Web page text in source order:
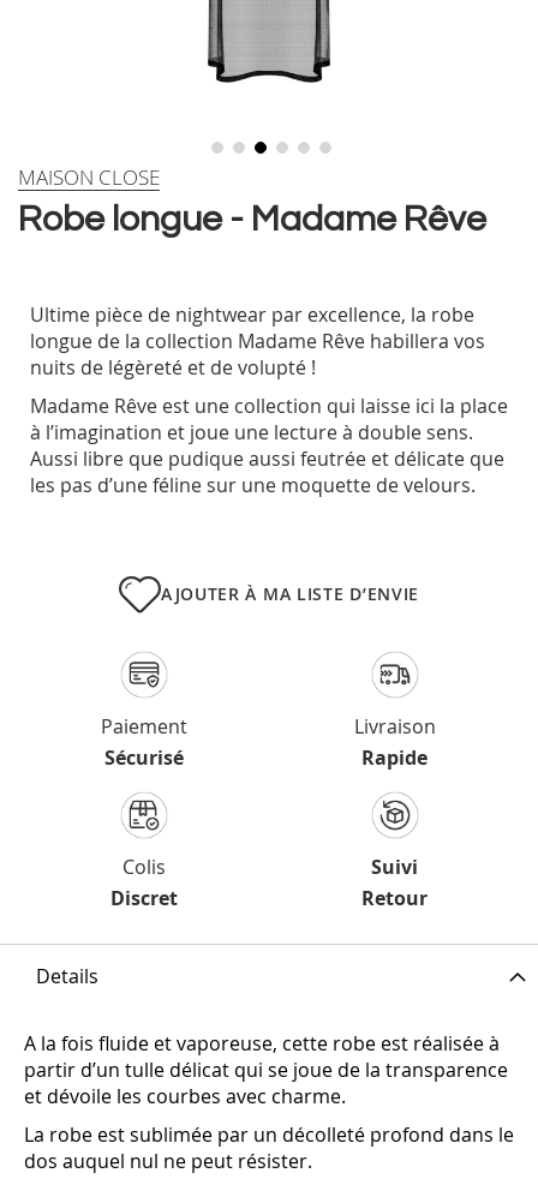
Skip
the
images
gallery
Robe longue - Madame Rêve
MAISON CLOSE
Ultime pièce de nightwear par excellence, la robe
longue de la collection Madame Rêve habillera vos
nuits de légèreté et de volupté !
Madame Rêve est une collection qui laisse ici la place
à l’imagination et joue une lecture à double sens.
Aussi libre que pudique aussi feutrée et délicate que
les pas d’une féline sur une moquette de velours.
AJOUTER À MA LISTE D’ENVIE
Paiement
Sécurisé
Livraison
Rapide
Colis
Discret
Suivi
Retour
Details
A la fois fluide et vaporeuse, cette robe est réalisée à
partir d’un tulle délicat qui se joue de la transparence
et dévoile les courbes avec charme.
La robe est sublimée par un décolleté profond dans le
dos auquel nul ne peut résister.